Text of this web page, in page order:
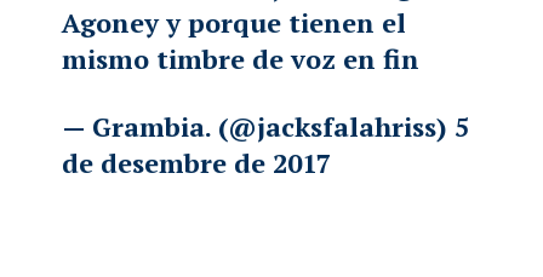
Agoney y porque tienen el
mismo timbre de voz en fin
— Grambia. (@jacksfalahriss) 5
de desembre de 2017